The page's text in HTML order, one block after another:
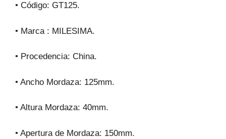
• Código: GT125.
• Marca : MILESIMA.
• Procedencia: China.
• Ancho Mordaza: 125mm.
• Altura Mordaza: 40mm.
• Apertura de Mordaza: 150mm.